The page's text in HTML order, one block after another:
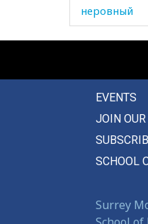
неровный
неряха
несколько
нести
EVENTS
JOIN
SCHOOL
Surrey